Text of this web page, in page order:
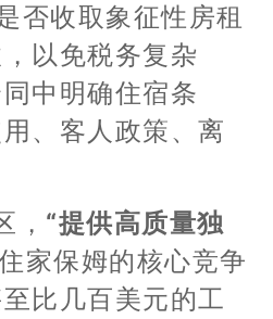
否收取象征性房租
，以免税务复杂
中明确住宿条
、客人政策、离
， “提供高质量独
家保姆的核心竞争
比几百美元的工